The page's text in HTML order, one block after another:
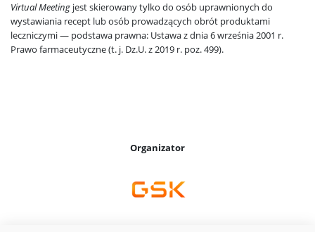
Virtual Meeting jest skierowany tylko do osób uprawnionych do
wystawiania recept lub osób prowadzących obrót produktami
leczniczymi — podstawa prawna: Ustawa z dnia 6 września 2001 r.
Prawo farmaceutyczne (t. j. Dz.U. z 2019 r. poz. 499).
Organizator